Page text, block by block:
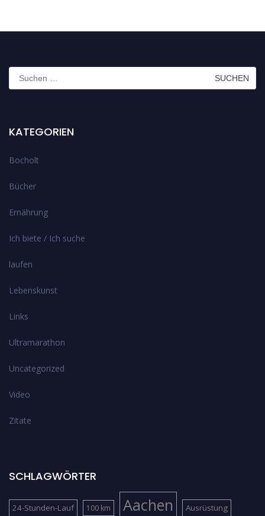
Suchen
nach:
KATEGORIEN
Bocholt
Bücher
Ernährung
Ich biete / Ich suche
laufen
Lebenskunst
Links
Ultramarathon
Uncategorized
Video
Zitate
SCHLAGWÖRTER
24-Stunden-Lauf 100 km Aachen Ausrüstung